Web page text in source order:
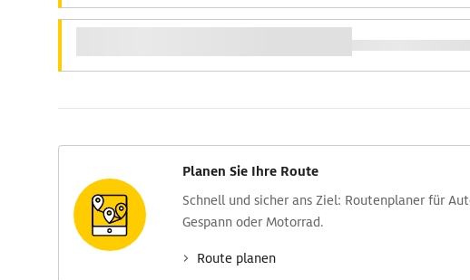
Planen Sie Ihre Route
Schnell und sicher ans Ziel: Routen­planer für
Gespann oder Motorrad.
Route planen